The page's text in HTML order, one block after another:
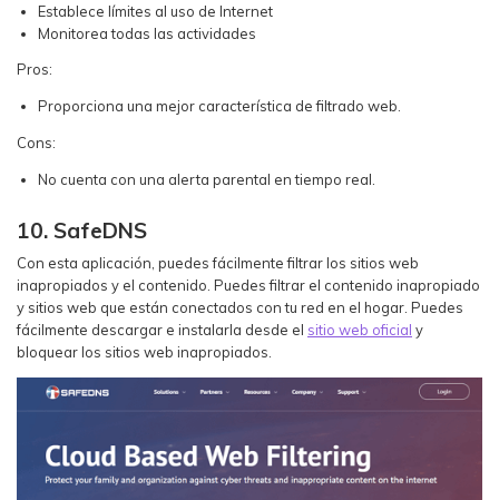
Establece límites al uso de Internet
Monitorea todas las actividades
Pros:
Proporciona una mejor característica de filtrado web.
Cons:
No cuenta con una alerta parental en tiempo real.
10. SafeDNS
Con esta aplicación, puedes fácilmente filtrar los sitios web
inapropiados y el contenido. Puedes filtrar el contenido inapropiado
y sitios web que están conectados con tu red en el hogar. Puedes
fácilmente descargar e instalarla desde el sitio web oficial y
bloquear los sitios web inapropiados.